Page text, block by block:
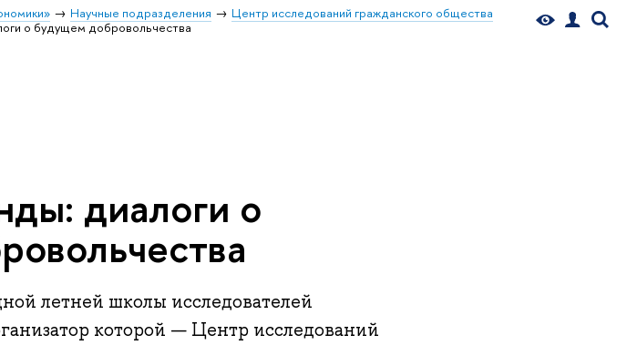
Научные подразделения
Центр исследований гражданского общества
о будущем добровольчества
диалоги о
летней школы исследователей
которой — Центр исследований